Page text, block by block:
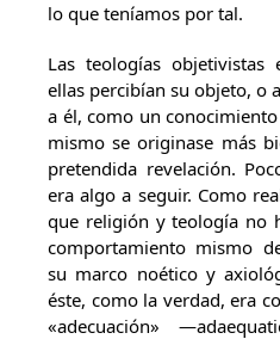
lo que teníamos por tal.
Las teologías objetivistas
ellas percibían su objeto, o
a él, como un
mismo se originase más
pretendida revelación.
era algo a seguir. Como
que religión y teología no
comportamiento mismo
su marco noético y
éste, como la verdad, era
«adecuación»